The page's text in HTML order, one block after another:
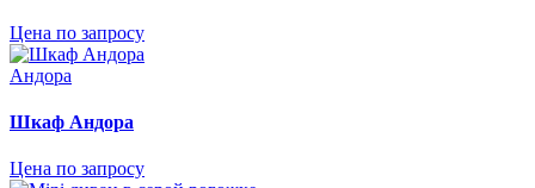
Цена по запросу
Андора
Шкаф Андора
Цена по запросу